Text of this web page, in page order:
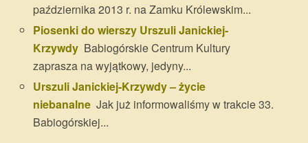
października 2013 r. na Zamku Królewskim...
Piosenki do wierszy Urszuli Janickiej-
Krzywdy Babiogórskie Centrum Kultury
zaprasza na wyjątkowy, jedyny...
Urszuli Janickiej-Krzywdy – życie
niebanalne Jak już informowaliśmy w trakcie 33.
Babiogórskiej...